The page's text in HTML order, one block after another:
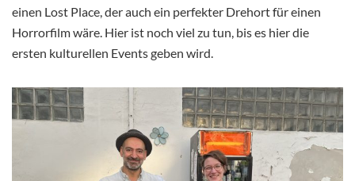
einen Lost Place, der auch ein perfekter Drehort für einen
Horrorfilm wäre. Hier ist noch viel zu tun, bis es hier die
ersten kulturellen Events geben wird.